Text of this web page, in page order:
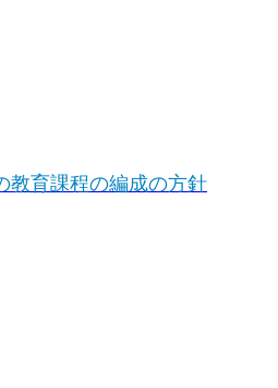
教育課程の編成の方針